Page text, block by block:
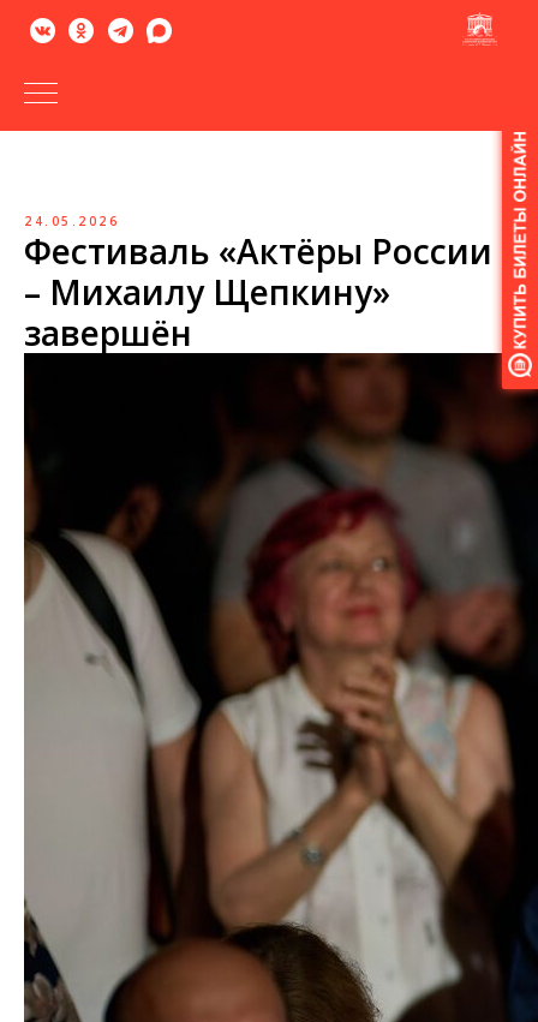
Версия
24.05.2026
Фестиваль «Актёры России
– Михаилу Щепкину»
завершён